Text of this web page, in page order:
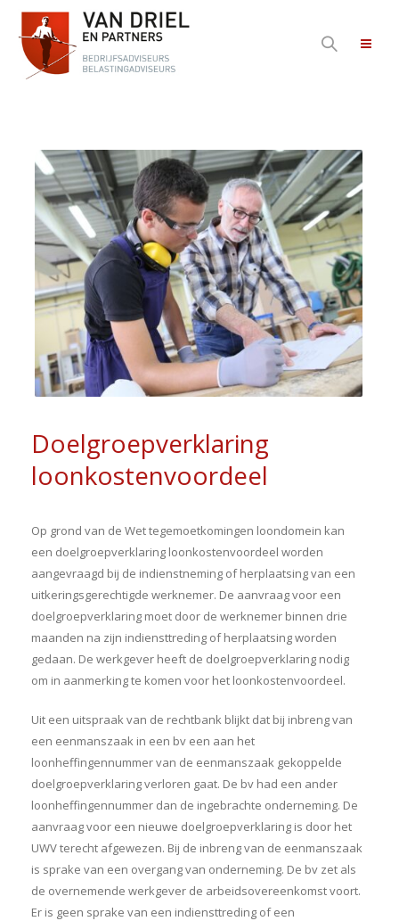
Doelgroepverklaring
loonkostenvoordeel
Op grond van de Wet tegemoetkomingen loondomein kan
een doelgroepverklaring loonkostenvoordeel worden
aangevraagd bij de indienstneming of herplaatsing van een
uitkeringsgerechtigde werknemer. De aanvraag voor een
doelgroepverklaring moet door de werknemer binnen drie
maanden na zijn indiensttreding of herplaatsing worden
gedaan. De werkgever heeft de doelgroepverklaring nodig
om in aanmerking te komen voor het loonkostenvoordeel.
Uit een uitspraak van de rechtbank blijkt dat bij inbreng van
een eenmanszaak in een bv een aan het
loonheffingennummer van de eenmanszaak gekoppelde
doelgroepverklaring verloren gaat. De bv had een ander
loonheffingennummer dan de ingebrachte onderneming. De
aanvraag voor een nieuwe doelgroepverklaring is door het
UWV terecht afgewezen. Bij de inbreng van de eenmanszaak
is sprake van een overgang van onderneming. De bv zet als
de overnemende werkgever de arbeidsovereenkomst voort.
Er is geen sprake van een indiensttreding of een